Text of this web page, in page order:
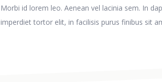
Morbi id lorem leo. Aenean vel lacinia sem. In
imperdiet tortor elit, in facilisis purus finibus sit